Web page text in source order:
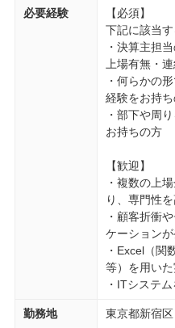
必要経験
【必須】
下記に該当
・決算主担
上場有無・
・何らかの
経験をお持
・部下や周
お持ちの方
【歓迎】
・複数の上
り、専門性
・顧客折衝
ケーション
・Excel（関
等）を用い
・ITシステ
勤務地 東京都新宿区